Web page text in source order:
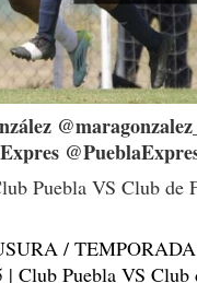
Puebla VS Club de